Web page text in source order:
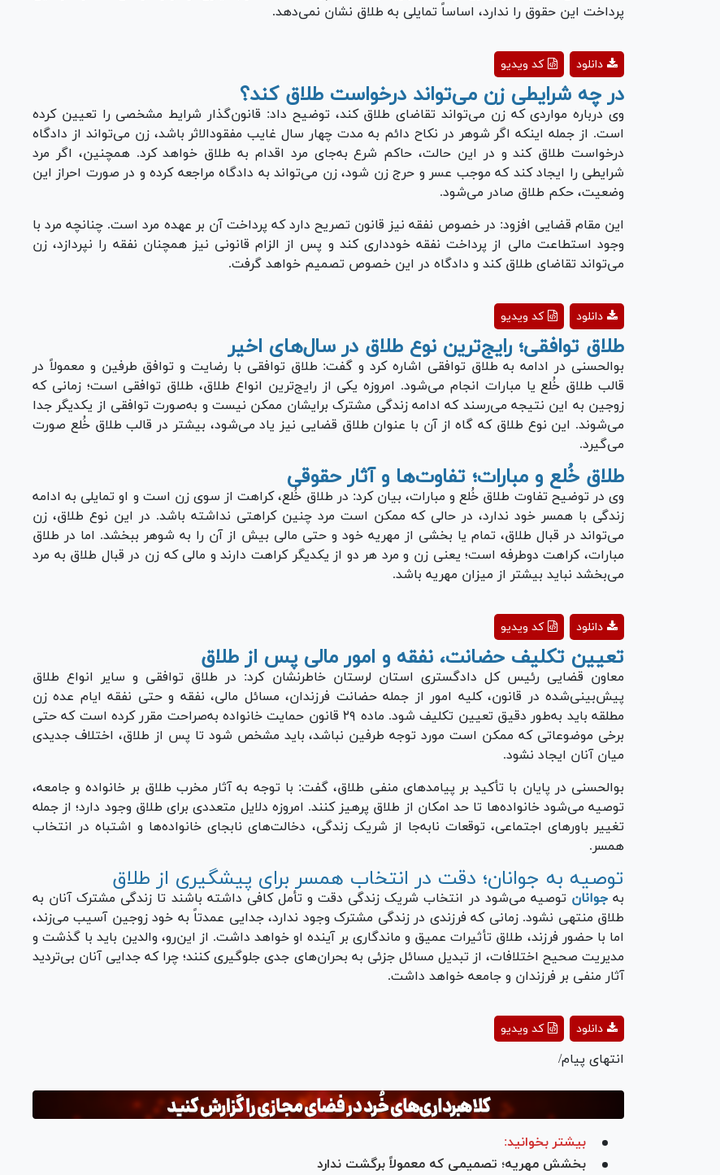
پرداخت این حقوق را ندارد، اساساً تمایلی به طلاق نشان نمی‌دهد.
Video
کد ویدیو دانلود
در چه شرایطی زن می‌تواند درخواست طلاق کند؟
وی درباره مواردی که زن می‌تواند تقاضای طلاق کند، توضیح داد: قانون‌گذار شرایط مشخصی را تعیین کرده
است. از جمله اینکه اگر شوهر در نکاح دائم به مدت چهار سال غایب مفقودالاثر باشد، زن می‌تواند از دادگاه
درخواست طلاق کند و در این حالت، حاکم شرع به‌جای مرد اقدام به طلاق خواهد کرد. همچنین، اگر مرد
شرایطی را ایجاد کند که موجب عسر و حرج زن شود، زن می‌تواند به دادگاه مراجعه کرده و در صورت احراز این
وضعیت، حکم طلاق صادر می‌شود.
این مقام قضایی افزود: در خصوص نفقه نیز قانون تصریح دارد که پرداخت آن بر عهده مرد است. چنانچه مرد با
وجود استطاعت مالی از پرداخت نفقه خودداری کند و پس از الزام قانونی نیز همچنان نفقه را نپردازد، زن
می‌تواند تقاضای طلاق کند و دادگاه در این خصوص تصمیم خواهد گرفت.
Video
کد ویدیو دانلود
طلاق توافقی؛ رایج‌ترین نوع طلاق در سال‌های اخیر
بوالحسنی در ادامه به طلاق توافقی اشاره کرد و گفت: طلاق توافقی با رضایت و توافق طرفین و معمولاً در
قالب طلاق خُلع یا مبارات انجام می‌شود. امروزه یکی از رایج‌ترین انواع طلاق، طلاق توافقی است؛ زمانی که
زوجین به این نتیجه می‌رسند که ادامه زندگی مشترک برایشان ممکن نیست و به‌صورت توافقی از یکدیگر جدا
می‌شوند. این نوع طلاق که گاه از آن با عنوان طلاق قضایی نیز یاد می‌شود، بیشتر در قالب طلاق خُلع صورت
می‌گیرد.
طلاق خُلع و مبارات؛ تفاوت‌ها و آثار حقوقی
وی در توضیح تفاوت طلاق خُلع و مبارات، بیان کرد: در طلاق خُلع، کراهت از سوی زن است و او تمایلی به ادامه
زندگی با همسر خود ندارد، در حالی که ممکن است مرد چنین کراهتی نداشته باشد. در این نوع طلاق، زن
می‌تواند در قبال طلاق، تمام یا بخشی از مهریه خود و حتی مالی بیش از آن را به شوهر ببخشد. اما در طلاق
مبارات، کراهت دوطرفه است؛ یعنی زن و مرد هر دو از یکدیگر کراهت دارند و مالی که زن در قبال طلاق به مرد
می‌بخشد نباید بیشتر از میزان مهریه باشد.
Video
کد ویدیو دانلود
تعیین تکلیف حضانت، نفقه و امور مالی پس از طلاق
معاون قضایی رئیس کل دادگستری استان لرستان خاطرنشان کرد: در طلاق توافقی و سایر انواع طلاق
پیش‌بینی‌شده در قانون، کلیه امور از جمله حضانت فرزندان، مسائل مالی، نفقه و حتی نفقه ایام عده زن
مطلقه باید به‌طور دقیق تعیین تکلیف شود. ماده ۲۹ قانون حمایت خانواده به‌صراحت مقرر کرده است که حتی
برخی موضوعاتی که ممکن است مورد توجه طرفین نباشد، باید مشخص شود تا پس از طلاق، اختلاف جدیدی
میان آنان ایجاد نشود.
بوالحسنی در پایان با تأکید بر پیامد‌های منفی طلاق، گفت: با توجه به آثار مخرب طلاق بر خانواده و جامعه،
توصیه می‌شود خانواده‌ها تا حد امکان از طلاق پرهیز کنند. امروزه دلایل متعددی برای طلاق وجود دارد؛ از جمله
تغییر باور‌های اجتماعی، توقعات نابه‌جا از شریک زندگی، دخالت‌های نابجای خانواده‌ها و اشتباه در انتخاب
همسر.
توصیه به جوانان؛ دقت در انتخاب همسر برای پیشگیری از طلاق
بهجوانان توصیه می‌شود در انتخاب شریک زندگی دقت و تأمل کافی داشته باشند تا زندگی مشترک آنان به
طلاق منتهی نشود. زمانی که فرزندی در زندگی مشترک وجود ندارد، جدایی عمدتاً به خود زوجین آسیب می‌زند،
اما با حضور فرزند، طلاق تأثیرات عمیق و ماندگاری بر آینده او خواهد داشت. از این‌رو، والدین باید با گذشت و
مدیریت صحیح اختلافات، از تبدیل مسائل جزئی به بحران‌های جدی جلوگیری کنند؛ چرا که جدایی آنان بی‌تردید
آثار منفی بر فرزندان و جامعه خواهد داشت.
کد ویدیو دانلود
انتهای پیام/
بیشتر بخوانید:
بخشش مهریه؛ تصمیمی که معمولاً برگشت ندارد